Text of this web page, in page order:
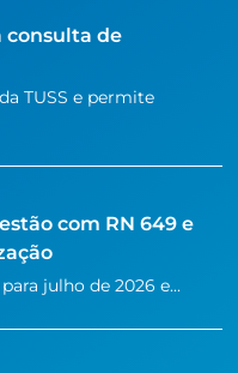
consulta de
TUSS e permite
com RN 649 e
julho de 2026 e...